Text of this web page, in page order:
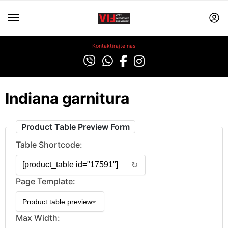
Kontaktirajte nas
Indiana garnitura
Product Table Preview Form
Table Shortcode:
↻
Page Template:
Max Width: